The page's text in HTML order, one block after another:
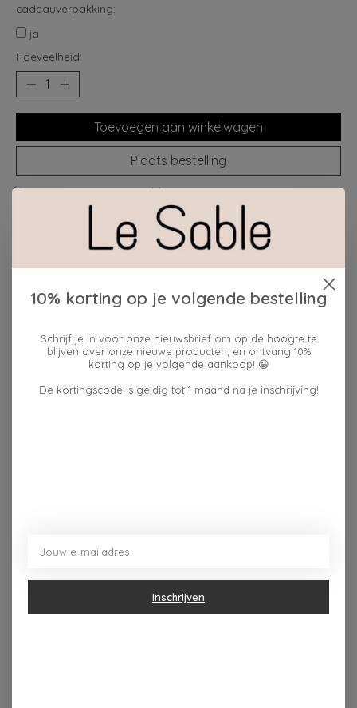
cadeauverpakking:
ja
Hoeveelheid:
Toevoegen aan winkelwagen
Plaats bestelling
Toevoegen om te vergelijken
Beschrijving Reviews (0)
speelse boost en voegt een vleugje originaliteit toe aan
elke outfit! Het ideale cadeau voor iedereen met een
scherp gevoel voor humor! Hoge schacht, elastisch bij
de enkel, jacquard opschrift op de enkel.
Items van productcarrousel
10% korting op je volgende bestelling
Schrijf je in voor onze nieuwsbrief om op de hoogte te
blijven over onze nieuwe producten, en ontvang 10%
korting op je volgende aankoop! 😀
De kortingscode is geldig tot 1 maand na je inschrijving!
Inschrijven